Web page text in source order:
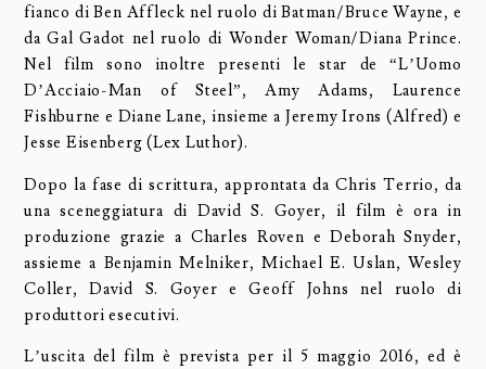
fianco di Ben Affleck nel ruolo di Batman/Bruce Wayne, e
da Gal Gadot nel ruolo di Wonder Woman/Diana Prince.
Nel film sono inoltre presenti le star de “L’Uomo
D’Acciaio-Man of Steel”, Amy Adams, Laurence
Fishburne e Diane Lane, insieme a Jeremy Irons (Alfred) e
Jesse Eisenberg (Lex Luthor).
Dopo la fase di scrittura, approntata da Chris Terrio, da
una sceneggiatura di David S. Goyer, il film è ora in
produzione grazie a Charles Roven e Deborah Snyder,
assieme a Benjamin Melniker, Michael E. Uslan, Wesley
Coller, David S. Goyer e Geoff Johns nel ruolo di
produttori esecutivi.
L’uscita del film è prevista per il 5 maggio 2016, ed è